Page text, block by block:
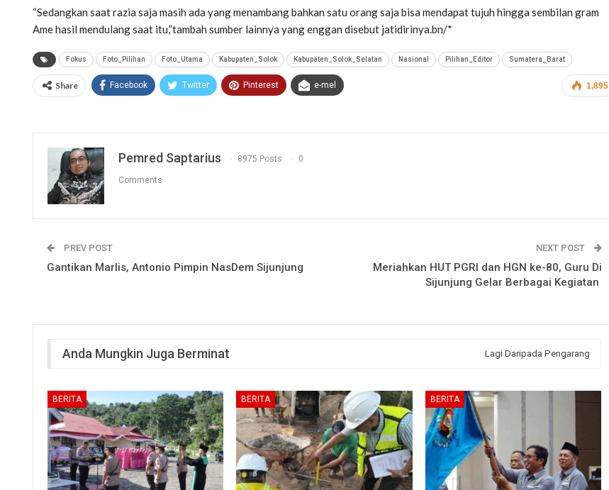
“Sedangkan saat razia saja masih ada yang menambang bahkan satu orang saja bisa mendapat tujuh hingga sembilan gram
Ame hasil mendulang saat itu,”tambah sumber lainnya yang enggan disebut jatidirinya.bn/*
Fokus Foto_Pilihan Foto_Utama Kabupaten_Solok Kabupaten_Solok_Selatan Nasional Pilihan_Editor Sumatera_Barat
1,895
Share Facebook Twitter Pinterest e-mel
Pemred Saptarius 8975 Posts 0
Comments
PREV POST
Gantikan Marlis, Antonio Pimpin NasDem Sijunjung
NEXT POST
Meriahkan HUT PGRI dan HGN ke-80, Guru Di
Sijunjung Gelar Berbagai Kegiatan
Anda Mungkin Juga Berminat Lagi Daripada Pengarang
BERITA BERITA BERITA